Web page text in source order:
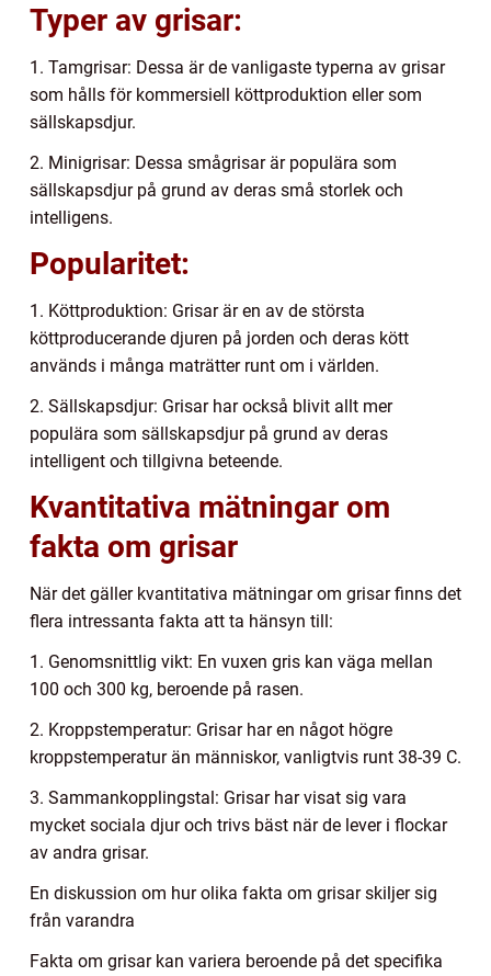
Typer av grisar:
1. Tamgrisar: Dessa är de vanligaste typerna av grisar
som hålls för kommersiell köttproduktion eller som
sällskapsdjur.
2. Minigrisar: Dessa smågrisar är populära som
sällskapsdjur på grund av deras små storlek och
intelligens.
Popularitet:
1. Köttproduktion: Grisar är en av de största
köttproducerande djuren på jorden och deras kött
används i många maträtter runt om i världen.
2. Sällskapsdjur: Grisar har också blivit allt mer
populära som sällskapsdjur på grund av deras
intelligent och tillgivna beteende.
Kvantitativa mätningar om
fakta om grisar
När det gäller kvantitativa mätningar om grisar finns det
flera intressanta fakta att ta hänsyn till:
1. Genomsnittlig vikt: En vuxen gris kan väga mellan
100 och 300 kg, beroende på rasen.
2. Kroppstemperatur: Grisar har en något högre
kroppstemperatur än människor, vanligtvis runt 38-39 C.
3. Sammankopplingstal: Grisar har visat sig vara
mycket sociala djur och trivs bäst när de lever i flockar
av andra grisar.
En diskussion om hur olika fakta om grisar skiljer sig
från varandra
Fakta om grisar kan variera beroende på det specifika